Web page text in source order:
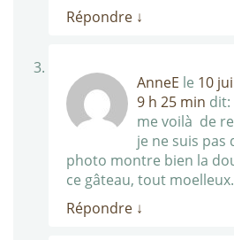
Répondre ↓
AnneE le 10
9 h 25 min dit:
me voilà de
je ne suis pas
photo montre bien la
ce gâteau, tout moelleux.
Répondre ↓